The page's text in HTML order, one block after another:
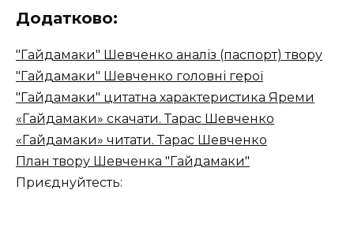
Додатково:
"Гайдамаки" Шевченко аналіз (паспорт) твору
"Гайдамаки" Шевченко головні герої
"Гайдамаки" цитатна характеристика Яреми
«Гайдамаки» скачати. Тарас Шевченко
«Гайдамаки» читати. Тарас Шевченко
План твору Шевченка "Гайдамаки"
Приєднуйтесть: